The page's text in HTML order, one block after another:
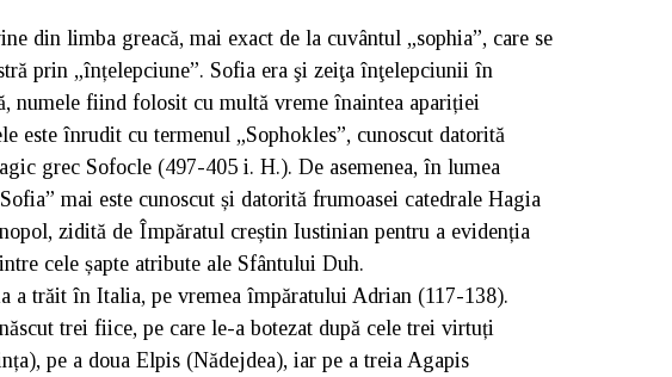
din limba greacă, mai exact de la cuvântul „sophia”, care se
prin „înțelepciune”. Sofia era şi zeiţa înţelepciunii în
numele fiind folosit cu multă vreme înaintea apariției
este înrudit cu termenul „Sophokles”, cunoscut datorită
grec Sofocle (497-405 i. H.). De asemenea, în lumea
mai este cunoscut și datorită frumoasei catedrale Hagia
zidită de Împăratul creștin Iustinian pentru a evidenția
cele șapte atribute ale Sfântului Duh.
a trăit în Italia, pe vremea împăratului Adrian (117-138).
trei fiice, pe care le-a botezat după cele trei virtuți
pe a doua Elpis (Nădejdea), iar pe a treia Agapis